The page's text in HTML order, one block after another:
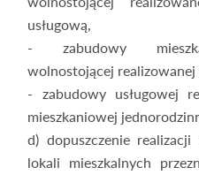
usługową,
- zabudowy
wolnostojącej realizowanej
- zabudowy usługowej
mieszkaniowej
d) dopuszczenie
lokali mieszkalnych